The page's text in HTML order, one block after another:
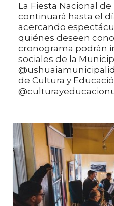
La Fiesta Nacional de
continuará hasta el
acercando
quiénes deseen
cronograma podrán
sociales de la
de Cultura y